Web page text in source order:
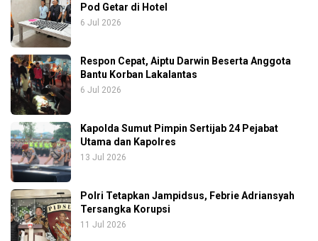
Pod Getar di Hotel
6 Jul 2026
Respon Cepat, Aiptu Darwin Beserta Anggota
Bantu Korban Lakalantas
6 Jul 2026
Kapolda Sumut Pimpin Sertijab 24 Pejabat
Utama dan Kapolres
13 Jul 2026
Polri Tetapkan Jampidsus, Febrie Adriansyah
Tersangka Korupsi
11 Jul 2026